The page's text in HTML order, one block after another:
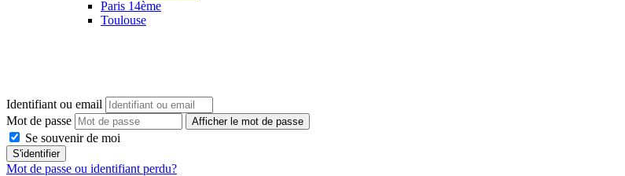
Paris 14ème
Toulouse
Identifiant ou email
Mot de passe
Afficher le mot de passe
Se souvenir de moi
S'identifier
Mot de passe ou identifiant perdu?